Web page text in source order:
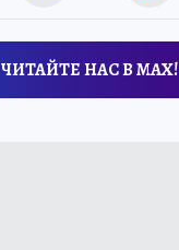
ЧИТАЙТЕ НАС В МАХ!